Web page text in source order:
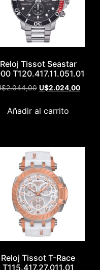
Reloj Tissot Seastar
T120.417.11.051.01
2.044,00 U$2.024,00
Añadir al carrito
Reloj Tissot T-Race
T115.417.27.011.01